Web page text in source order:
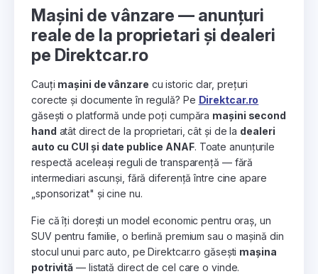
Mașini de vânzare — anunțuri
reale de la proprietari și dealeri
pe Direktcar.ro
Cauți mașini de vânzare cu istoric clar, prețuri
corecte și documente în regulă? Pe Direktcar.ro
găsești o platformă unde poți cumpăra mașini second
hand atât direct de la proprietari, cât și de la dealeri
auto cu CUI și date publice ANAF. Toate anunțurile
respectă aceleași reguli de transparență — fără
intermediari ascunși, fără diferență între cine apare
„sponsorizat" și cine nu.
Fie că îți dorești un model economic pentru oraș, un
SUV pentru familie, o berlină premium sau o mașină din
stocul unui parc auto, pe Direktcar.ro găsești mașina
potrivită — listată direct de cel care o vinde.